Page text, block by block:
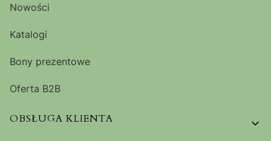
Nowości
Katalogi
Bony prezentowe
Oferta B2B
OBSŁUGA KLIENTA